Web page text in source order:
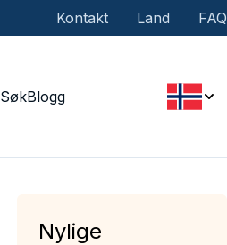
Kontakt Land FAQ
SøkBlogg
Nylige